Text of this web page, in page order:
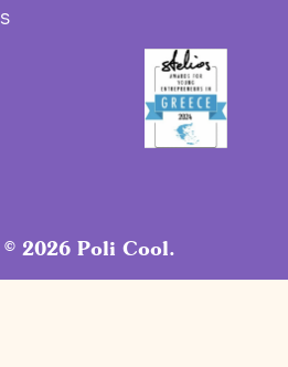
2026 Poli Cool.